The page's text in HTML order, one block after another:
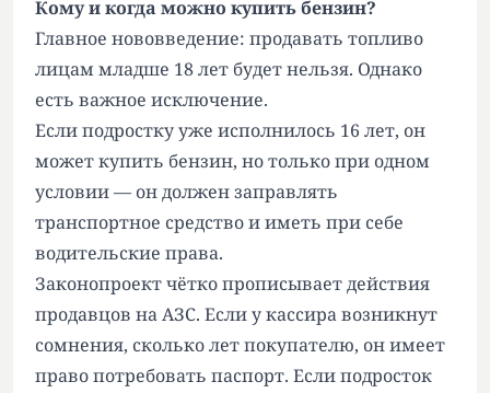
Кому и когда можно купить бензин?
Главное нововведение: продавать топливо
лицам младше 18 лет будет нельзя. Однако
есть важное исключение.
Если подростку уже исполнилось 16 лет, он
может купить бензин, но только при одном
условии — он должен заправлять
транспортное средство и иметь при себе
водительские права.
Законопроект чётко прописывает действия
продавцов на АЗС. Если у кассира возникнут
сомнения, сколько лет покупателю, он имеет
право потребовать паспорт. Если подросток